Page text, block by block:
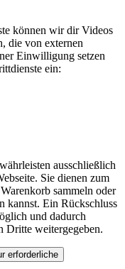
können wir dir Videos
die von externen
Einwilligung setzen
ein:
ausschließlich
Sie dienen zum
sammeln oder
kannst. Ein Rückschluss
und dadurch
Dritte weitergegeben.
erforderliche